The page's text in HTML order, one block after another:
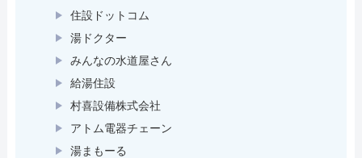
住設ドットコム
湯ドクター
みんなの水道屋さん
給湯住設
村喜設備株式会社
アトム電器チェーン
湯まもーる